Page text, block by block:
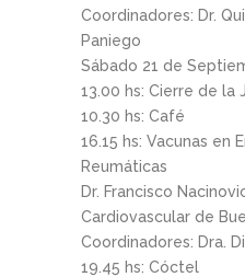
Coordinadores: Dr.
Paniego
Sábado 21 de
13.00 hs: Cierre de la
10.30 hs: Café
16.15 hs: Vacunas en
Reumáticas
Dr. Francisco
Cardiovascular de
Coordinadores: Dra.
19.45 hs: Cóctel